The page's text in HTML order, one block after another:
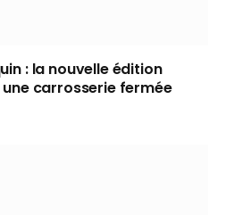
: la nouvelle édition
carrosserie fermée